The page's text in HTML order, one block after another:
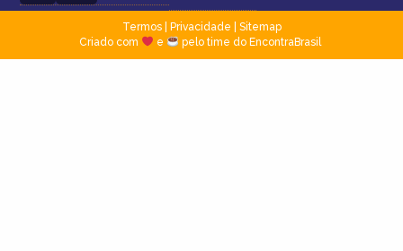
Termos| Privacidade
Sitemap
Criado com
e pelo time do EncontraBrasil